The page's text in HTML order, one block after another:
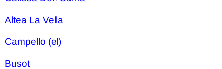
Altea La Vella
Campello (el)
Busot